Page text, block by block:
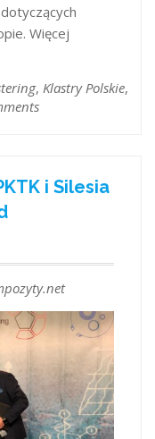
Więcej
, Klastry Polskie,
i Silesia